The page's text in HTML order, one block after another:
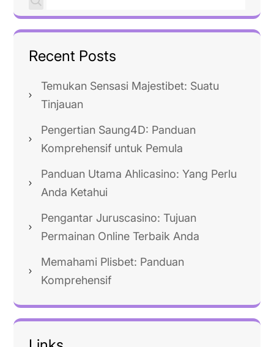
Recent Posts
Temukan Sensasi Majestibet: Suatu
Tinjauan
Pengertian Saung4D: Panduan
Komprehensif untuk Pemula
Panduan Utama Ahlicasino: Yang Perlu
Anda Ketahui
Pengantar Juruscasino: Tujuan
Permainan Online Terbaik Anda
Memahami Plisbet: Panduan
Komprehensif